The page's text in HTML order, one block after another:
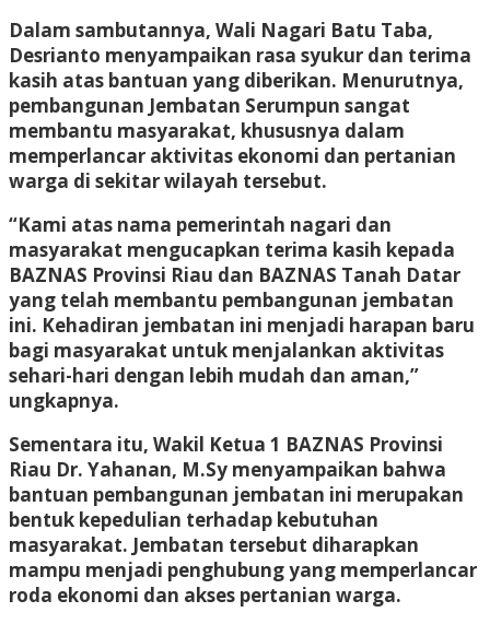
Dalam sambutannya, Wali Nagari Batu Taba,
Desrianto menyampaikan rasa syukur dan terima
kasih atas bantuan yang diberikan. Menurutnya,
pembangunan Jembatan Serumpun sangat
membantu masyarakat, khususnya dalam
memperlancar aktivitas ekonomi dan pertanian
warga di sekitar wilayah tersebut.
“Kami atas nama pemerintah nagari dan
masyarakat mengucapkan terima kasih kepada
BAZNAS Provinsi Riau dan BAZNAS Tanah Datar
yang telah membantu pembangunan jembatan
ini. Kehadiran jembatan ini menjadi harapan baru
bagi masyarakat untuk menjalankan aktivitas
sehari-hari dengan lebih mudah dan aman,”
ungkapnya.
Sementara itu, Wakil Ketua 1 BAZNAS Provinsi
Riau Dr. Yahanan, M.Sy menyampaikan bahwa
bantuan pembangunan jembatan ini merupakan
bentuk kepedulian terhadap kebutuhan
masyarakat. Jembatan tersebut diharapkan
mampu menjadi penghubung yang memperlancar
roda ekonomi dan akses pertanian warga.